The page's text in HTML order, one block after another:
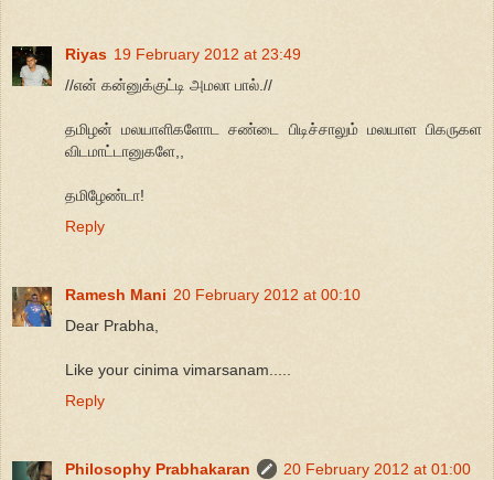
Riyas 19 February 2012 at 23:49
//என் கன்னுக்குட்டி அமலா பால்.//
தமிழன் மலயாளிகளோட சண்டை பிடிச்சாலும் மலயாள பிகருகள
விடமாட்டானுகளே,,
தமிழேண்டா!
Reply
Ramesh Mani 20 February 2012 at 00:10
Dear Prabha,
Like your cinima vimarsanam.....
Reply
Philosophy Prabhakaran
20 February 2012 at 01:00